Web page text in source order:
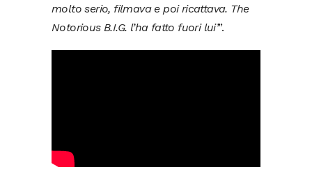
molto serio, filmava e poi ricattava. The
Notorious B.I.G. l’ha fatto fuori lui’”.